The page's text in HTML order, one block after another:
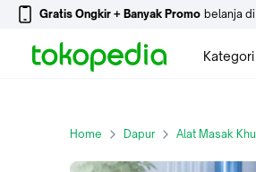
Gratis Ongkir + Banyak Promo belanja
Kategori
Home Dapur Alat Masak